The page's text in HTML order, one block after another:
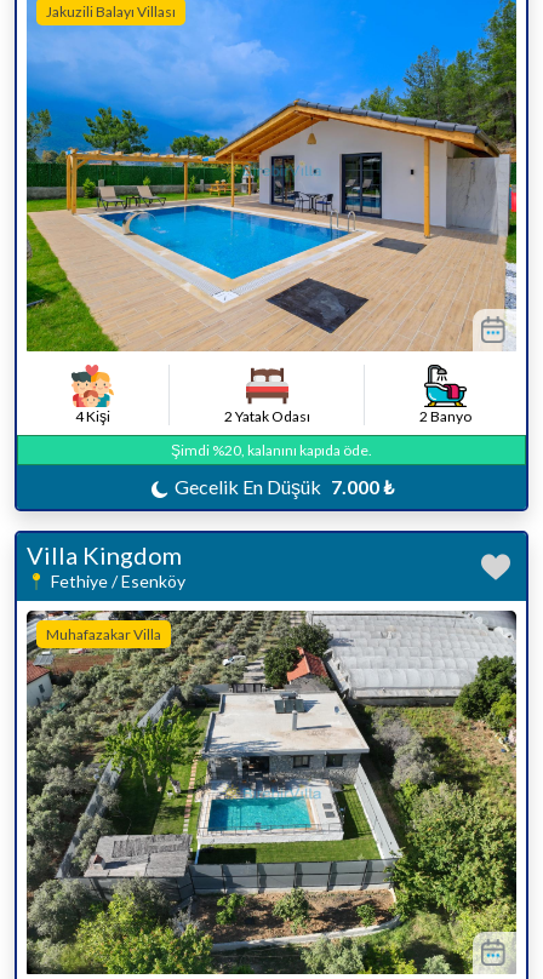
Jakuzili Balayı Villası
4 Kişi 2 Yatak Odası
2 Banyo
Şimdi %20, kalanını kapıda öde.
Gecelik En Düşük 7.000 ₺
Villa Kingdom
Fethiye / Esenköy
Muhafazakar Villa